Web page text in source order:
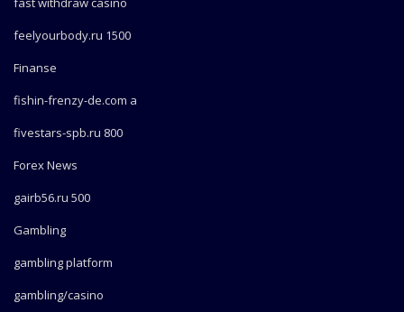
feelyourbody.ru 1500
Finanse
fishin-frenzy-de.com a
fivestars-spb.ru 800
Forex News
gairb56.ru 500
Gambling
gambling platform
gambling/casino